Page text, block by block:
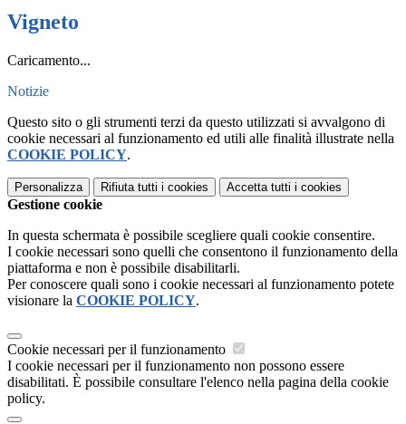
Vigneto
Caricamento...
Notizie
Questo sito o gli strumenti terzi da questo utilizzati si avvalgono di
cookie necessari al funzionamento ed utili alle finalità illustrate nella
COOKIE POLICY.
Personalizza Rifiuta tutti i cookies Accetta tutti i cookies
Gestione cookie
In questa schermata è possibile scegliere quali cookie consentire.
I cookie necessari sono quelli che consentono il funzionamento della
piattaforma e non è possibile disabilitarli.
Per conoscere quali sono i cookie necessari al funzionamento potete
visionare la COOKIE POLICY.
Cookie necessari per il funzionamento
I cookie necessari per il funzionamento non possono essere
disabilitati. È possibile consultare l'elenco nella pagina della cookie
policy.